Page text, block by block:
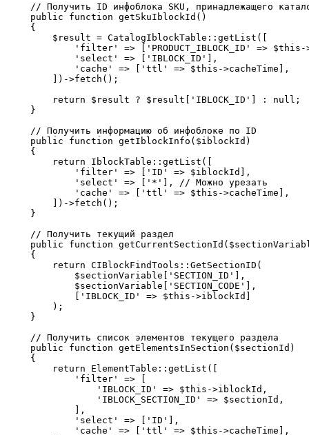
// Получить ID инфоблока SKU, принадлежащего
public function getSkuIblockId()
{
$result = CatalogIblockTable::getList([
'filter' => ['PRODUCT_IBLOCK_ID' => $this-
'select' => ['IBLOCK_ID'],
'cache' => ['ttl' => $this->cacheTime],
])->fetch();
return $result ? $result['IBLOCK_ID'] : null;
}
// Получить информацию об инфоблоке по ID
public function getIblockInfo($iblockId)
{
return IblockTable::getList([
'filter' => ['ID' => $iblockId],
'select' => ['*'], // Можно урезать
'cache' => ['ttl' => $this->cacheTime],
])->fetch();
}
// Получить текущий раздел
public function
{
return CIBlockFindTools::GetSectionID(
$sectionVariable['SECTION_ID'],
$sectionVariable['SECTION_CODE'],
['IBLOCK_ID' => $this->iblockId]
);
}
// Получить список элементов текущего раздела
public function getElementsInSection($sectionId)
{
return ElementTable::getList([
'filter' => [
'IBLOCK_ID' => $this->iblockId,
'IBLOCK_SECTION_ID' => $sectionId,
],
'select' => ['ID'],
'cache' => ['ttl' => $this->cacheTime],